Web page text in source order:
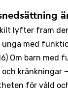
lyfter fram
unga med
Om barn med
kränkningar
för våld